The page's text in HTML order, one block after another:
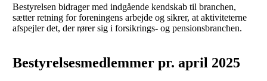
Bestyrelsen bidrager med indgående kendskab til branchen,
sætter retning for foreningens arbejde og sikrer, at aktiviteterne
afspejler det, der rører sig i forsikrings- og pensionsbranchen.
Bestyrelsesmedlemmer pr. april 2025